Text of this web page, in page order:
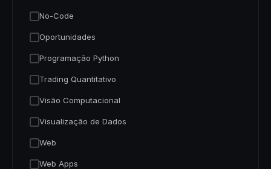
No-Code
Oportunidades
Programação Python
Trading Quantitativo
Visão Computacional
Visualização de Dados
Web
Web Apps